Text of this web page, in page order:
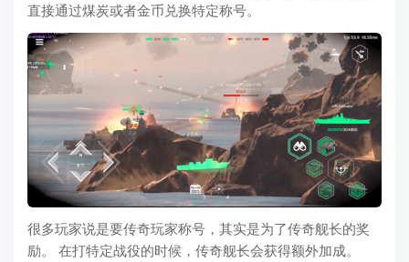
直接通过煤炭或者金币兑换特定称号。
很多玩家说是要传奇玩家称号，其实是为了传奇舰长的奖
励。 在打特定战役的时候，传奇舰长会获得额外加成。